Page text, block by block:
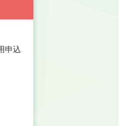
申込